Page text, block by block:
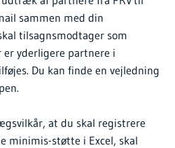
sammen med din
tilsagnsmodtager som
yderligere partnere i
Du kan finde en vejledning
at du skal registrere
minimis-støtte i Excel, skal